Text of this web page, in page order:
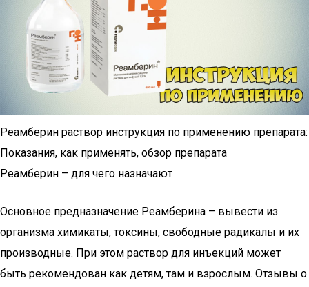
Реамберин раствор инструкция по применению препарата:
Показания, как применять, обзор препарата
Реамберин – для чего назначают
Основное предназначение Реамберина – вывести из
организма химикаты, токсины, свободные радикалы и их
производные. При этом раствор для инъекций может
быть рекомендован как детям, там и взрослым. Отзывы о